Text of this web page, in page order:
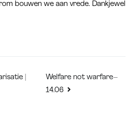
bouwen we aan vrede. Dankjewel
|
Welfare not warfare–
14.06